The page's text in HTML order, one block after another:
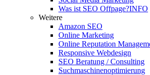
Was ist SEO Offpage?INFO
Weitere
Amazon SEO
Online Marketing
Online Reputation
Responsive Webdesign
SEO Beratung / Consulting
Suchmaschinenoptimierung